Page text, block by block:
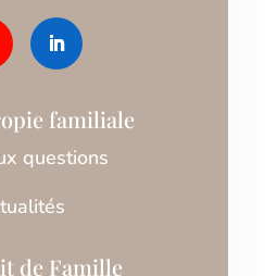
familiale
questions
de Famille